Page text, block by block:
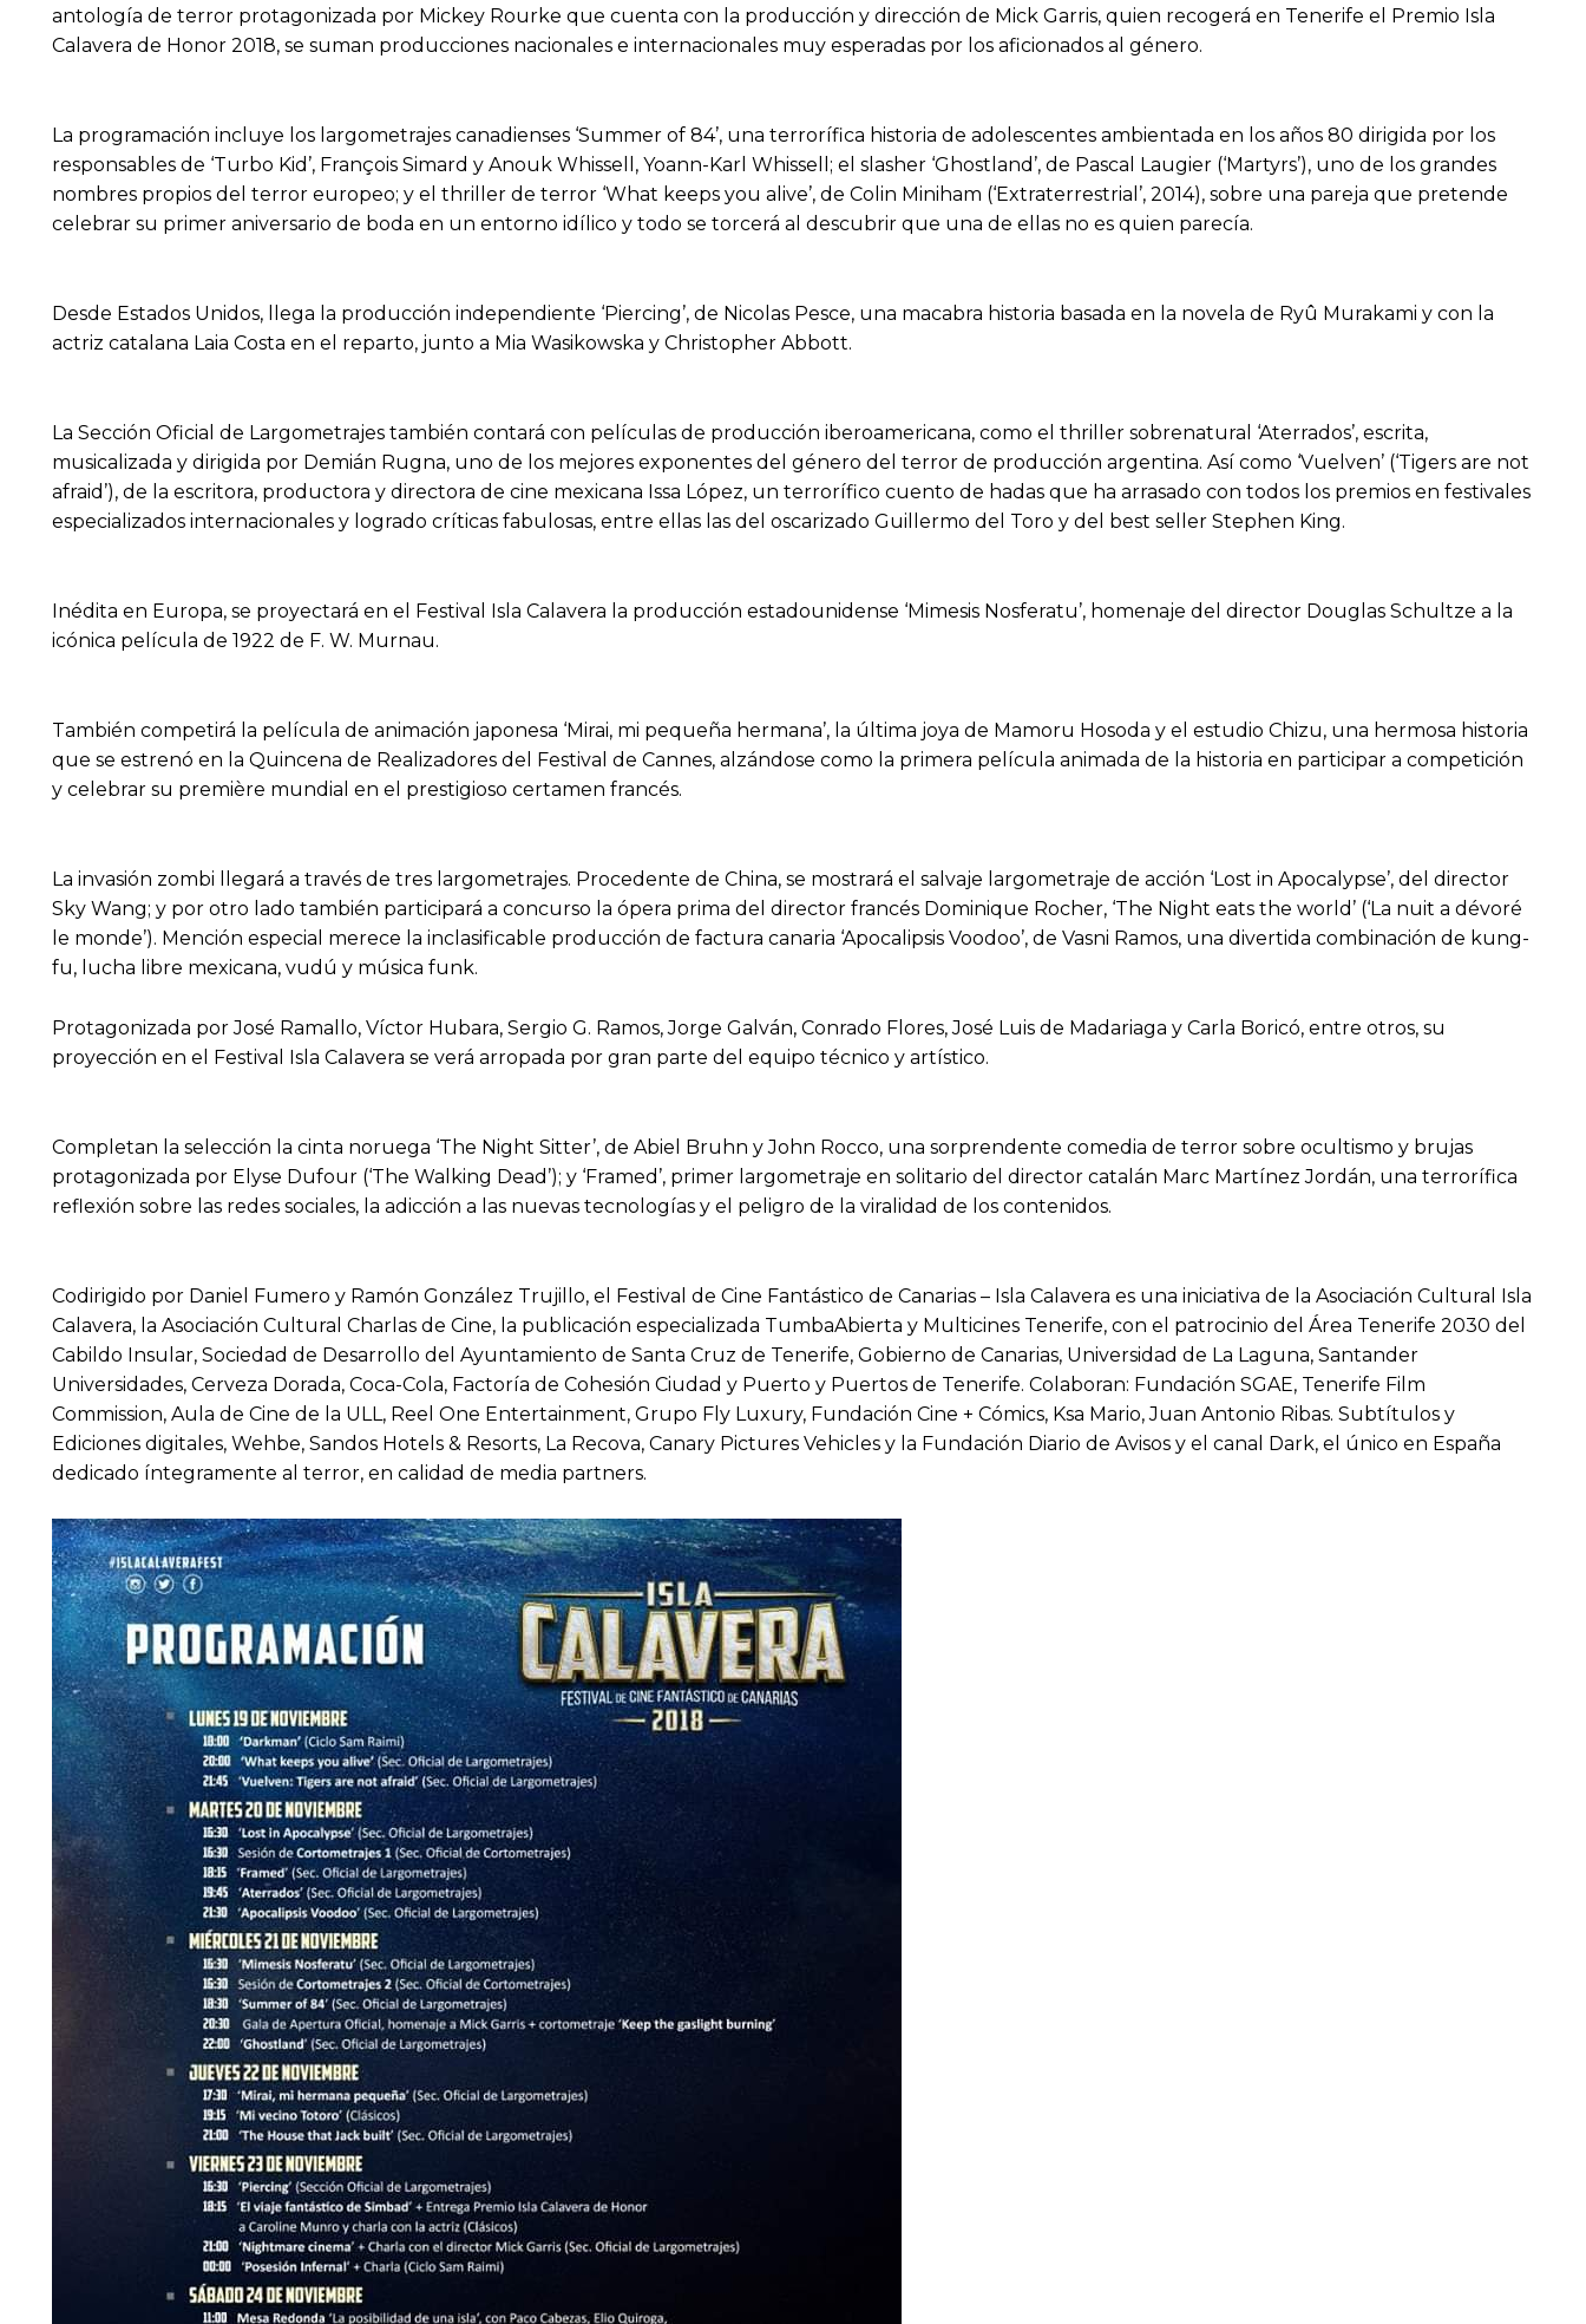
antología de terror protagonizada por Mickey Rourke que cuenta con la producción y dirección de Mick Garris, quien recogerá en Tenerife el Premio Isla
Calavera de Honor 2018, se suman producciones nacionales e internacionales muy esperadas por los aficionados al género.
La programación incluye los largometrajes canadienses ‘Summer of 84’, una terrorífica historia de adolescentes ambientada en los años 80 dirigida por los
responsables de ‘Turbo Kid’, François Simard y Anouk Whissell, Yoann-Karl Whissell; el slasher ‘Ghostland’, de Pascal Laugier (‘Martyrs’), uno de los grandes
nombres propios del terror europeo; y el thriller de terror ‘What keeps you alive’, de Colin Miniham (‘Extraterrestrial’, 2014), sobre una pareja que pretende
celebrar su primer aniversario de boda en un entorno idílico y todo se torcerá al descubrir que una de ellas no es quien parecía.
Desde Estados Unidos, llega la producción independiente ‘Piercing’, de Nicolas Pesce, una macabra historia basada en la novela de Ryû Murakami y con la
actriz catalana Laia Costa en el reparto, junto a Mia Wasikowska y Christopher Abbott.
La Sección Oficial de Largometrajes también contará con películas de producción iberoamericana, como el thriller sobrenatural ‘Aterrados’, escrita,
musicalizada y dirigida por Demián Rugna, uno de los mejores exponentes del género del terror de producción argentina. Así como ‘Vuelven’ (‘Tigers are not
afraid’), de la escritora, productora y directora de cine mexicana Issa López, un terrorífico cuento de hadas que ha arrasado con todos los premios en festivales
especializados internacionales y logrado críticas fabulosas, entre ellas las del oscarizado Guillermo del Toro y del best seller Stephen King.
Inédita en Europa, se proyectará en el Festival Isla Calavera la producción estadounidense ‘Mimesis Nosferatu’, homenaje del director Douglas Schultze a la
icónica película de 1922 de F. W. Murnau.
También competirá la película de animación japonesa ‘Mirai, mi pequeña hermana’, la última joya de Mamoru Hosoda y el estudio Chizu, una hermosa historia
que se estrenó en la Quincena de Realizadores del Festival de Cannes, alzándose como la primera película animada de la historia en participar a competición
y celebrar su première mundial en el prestigioso certamen francés.
La invasión zombi llegará a través de tres largometrajes. Procedente de China, se mostrará el salvaje largometraje de acción ‘Lost in Apocalypse’, del director
Sky Wang; y por otro lado también participará a concurso la ópera prima del director francés Dominique Rocher, ‘The Night eats the world’ (‘La nuit a dévoré
le monde’). Mención especial merece la inclasificable producción de factura canaria ‘Apocalipsis Voodoo’, de Vasni Ramos, una divertida combinación de kung-
fu, lucha libre mexicana, vudú y música funk.
Protagonizada por José Ramallo, Víctor Hubara, Sergio G. Ramos, Jorge Galván, Conrado Flores, José Luis de Madariaga y Carla Boricó, entre otros, su
proyección en el Festival Isla Calavera se verá arropada por gran parte del equipo técnico y artístico.
Completan la selección la cinta noruega ‘The Night Sitter’, de Abiel Bruhn y John Rocco, una sorprendente comedia de terror sobre ocultismo y brujas
protagonizada por Elyse Dufour (‘The Walking Dead’); y ‘Framed’, primer largometraje en solitario del director catalán Marc Martínez Jordán, una terrorífica
reflexión sobre las redes sociales, la adicción a las nuevas tecnologías y el peligro de la viralidad de los contenidos.
Codirigido por Daniel Fumero y Ramón González Trujillo, el Festival de Cine Fantástico de Canarias – Isla Calavera es una iniciativa de la Asociación Cultural Isla
Calavera, la Asociación Cultural Charlas de Cine, la publicación especializada TumbaAbierta y Multicines Tenerife, con el patrocinio del Área Tenerife 2030 del
Cabildo Insular, Sociedad de Desarrollo del Ayuntamiento de Santa Cruz de Tenerife, Gobierno de Canarias, Universidad de La Laguna, Santander
Universidades, Cerveza Dorada, Coca-Cola, Factoría de Cohesión Ciudad y Puerto y Puertos de Tenerife. Colaboran: Fundación SGAE, Tenerife Film
Commission, Aula de Cine de la ULL, Reel One Entertainment, Grupo Fly Luxury, Fundación Cine + Cómics, Ksa Mario, Juan Antonio Ribas. Subtítulos y
Ediciones digitales, Wehbe, Sandos Hotels & Resorts, La Recova, Canary Pictures Vehicles y la Fundación Diario de Avisos y el canal Dark, el único en España
dedicado íntegramente al terror, en calidad de media partners.